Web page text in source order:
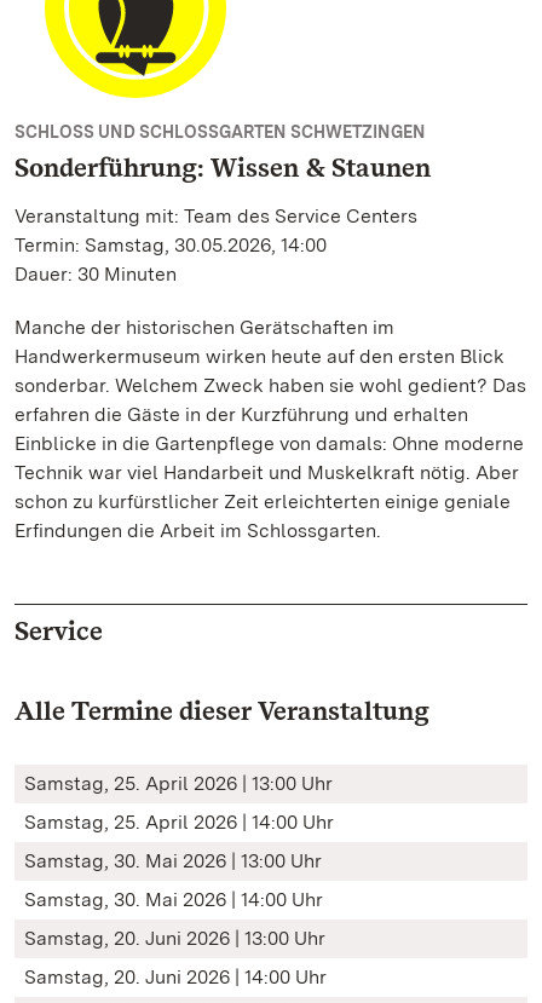
SCHLOSS UND SCHLOSSGARTEN SCHWETZINGEN
Sonderführung: Wissen & Staunen
Veranstaltung mit: Team des Service Centers
Termin: Samstag, 30.05.2026, 14:00
Dauer: 30 Minuten
Manche der historischen Gerätschaften im
Handwerkermuseum wirken heute auf den ersten Blick
sonderbar. Welchem Zweck haben sie wohl gedient? Das
erfahren die Gäste in der Kurzführung und erhalten
Einblicke in die Gartenpflege von damals: Ohne moderne
Technik war viel Handarbeit und Muskelkraft nötig. Aber
schon zu kurfürstlicher Zeit erleichterten einige geniale
Erfindungen die Arbeit im Schlossgarten.
Service
Alle Termine dieser Veranstaltung
Samstag, 25. April 2026 | 13:00 Uhr
Samstag, 25. April 2026 | 14:00 Uhr
Samstag, 30. Mai 2026 | 13:00 Uhr
Samstag, 30. Mai 2026 | 14:00 Uhr
Samstag, 20. Juni 2026 | 13:00 Uhr
Samstag, 20. Juni 2026 | 14:00 Uhr